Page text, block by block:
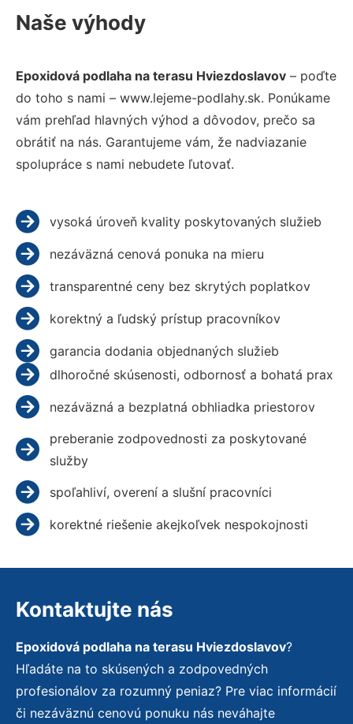
Naše výhody
Epoxidová podlaha na terasu Hviezdoslavov – poďte
do toho s nami – www.lejeme-podlahy.sk. Ponúkame
vám prehľad hlavných výhod a dôvodov, prečo sa
obrátiť na nás. Garantujeme vám, že nadviazanie
spolupráce s nami nebudete ľutovať.
vysoká úroveň kvality poskytovaných služieb
nezáväzná cenová ponuka na mieru
transparentné ceny bez skrytých poplatkov
korektný a ľudský prístup pracovníkov
garancia dodania objednaných služieb
dlhoročné skúsenosti, odbornosť a bohatá prax
nezáväzná a bezplatná obhliadka priestorov
preberanie zodpovednosti za poskytované
služby
spoľahliví, overení a slušní pracovníci
korektné riešenie akejkoľvek nespokojnosti
Kontaktujte nás
Epoxidová podlaha na terasu Hviezdoslavov?
Hľadáte na to skúsených a zodpovedných
profesionálov za rozumný peniaz? Pre viac informácií
či nezáväznú cenovú ponuku nás neváhajte